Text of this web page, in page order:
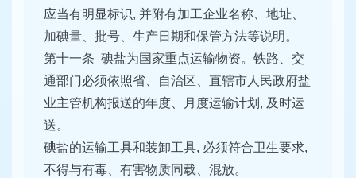
应当有明显标识, 并附有加工企业名称、地址、
加碘量、批号、生产日期和保管方法等说明。
第十一条 碘盐为国家重点运输物资。铁路、交
通部门必须依照省、自治区、直辖市人民政府盐
业主管机构报送的年度、月度运输计划, 及时运
送。
碘盐的运输工具和装卸工具, 必须符合卫生要求,
不得与有毒、有害物质同载、混放。